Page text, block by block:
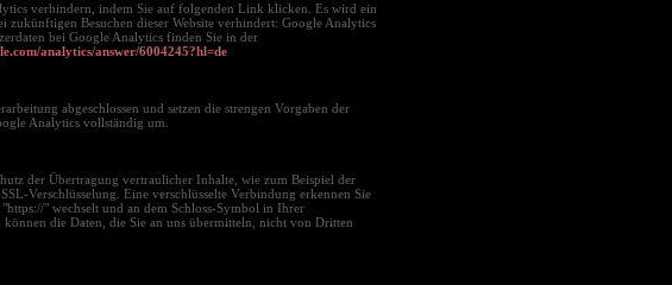
verhindern, indem Sie auf folgenden Link klicken. Es wird ein
zukünftigen Besuchen dieser Website verhindert: Google Analytics
bei Google Analytics finden Sie in der
analytics/answer/6004245?hl=de
abgeschlossen und setzen die strengen Vorgaben der
Analytics vollständig um.
der Übertragung vertraulicher Inhalte, wie zum Beispiel der
Verschlüsselung. Eine verschlüsselte Verbindung erkennen Sie
" wechselt und an dem Schloss-Symbol in Ihrer
die Daten, die Sie an uns übermitteln, nicht von Dritten